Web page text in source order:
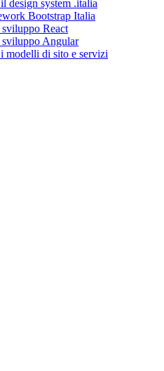
design system .italia
Bootstrap Italia
React
Angular
modelli di sito e servizi